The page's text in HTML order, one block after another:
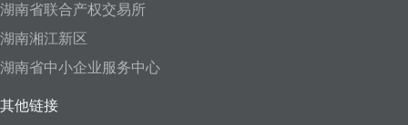
湖南省联合产权交易所
湖南湘江新区
湖南省中小企业服务中心
其他链接